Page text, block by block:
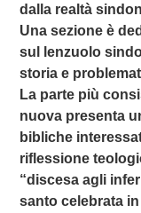
dalla realtà
Una sezione è
sul lenzuolo
storia e
La parte più
nuova presenta
bibliche
riflessione
“discesa agli
santo celebrata